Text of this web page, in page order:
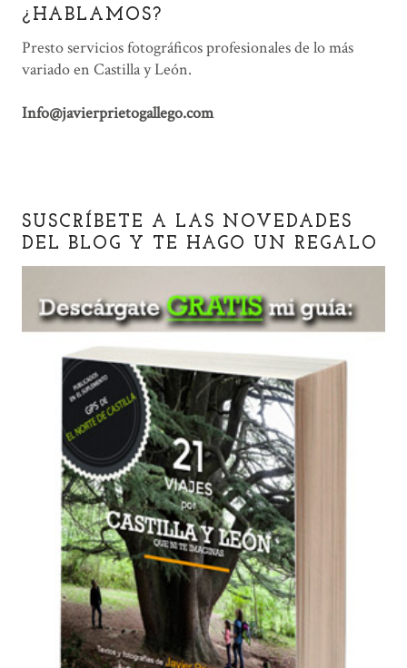
¿HABLAMOS?
Presto servicios fotográficos profesionales de lo más
variado en Castilla y León.
Info@javierprietogallego.com
SUSCRÍBETE A LAS NOVEDADES
DEL BLOG Y TE HAGO UN REGALO